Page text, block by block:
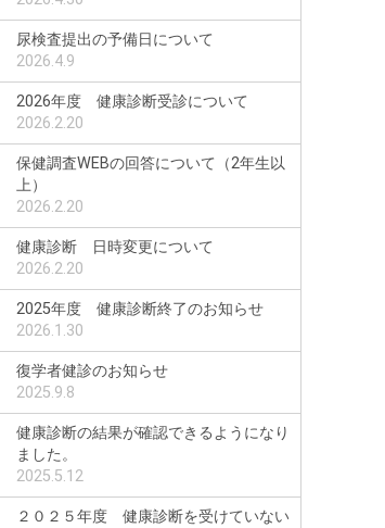
尿検査提出の予備日について
2026.4.9
2026年度 健康診断受診について
2026.2.20
保健調査WEBの回答について（2年生以
上）
2026.2.20
健康診断 日時変更について
2026.2.20
2025年度 健康診断終了のお知らせ
2026.1.30
復学者健診のお知らせ
2025.9.8
健康診断の結果が確認できるようになり
ました。
2025.5.12
２０２５年度 健康診断を受けていない